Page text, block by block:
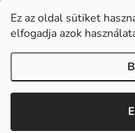
Ez az oldal sütiket
elfogadja azok
Earplugs.cz
Earplugs.at